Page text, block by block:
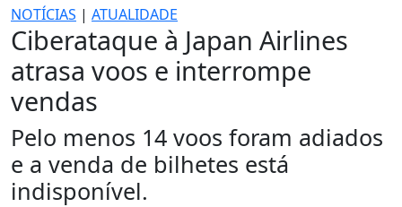
NOTÍCIAS | ATUALIDADE
Ciberataque à Japan Airlines
atrasa voos e interrompe
vendas
Pelo menos 14 voos foram adiados
e a venda de bilhetes está
indisponível.